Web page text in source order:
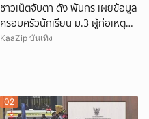
ชาวเน็ตจับตา ดัง พันกร เผยข้อมูล
ครอบครัวนักเรียน ม.3 ผู้ก่อเหตุ
และที่มาอาวุธ
KaaZip บันเทิง
02